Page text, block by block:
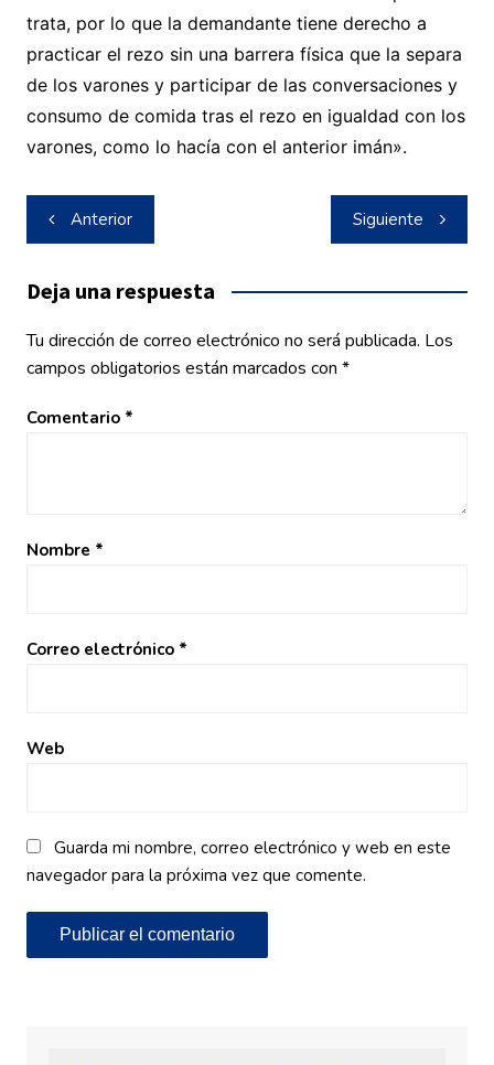
trata, por lo que la demandante tiene derecho a
practicar el rezo sin una barrera física que la separa
de los varones y participar de las conversaciones y
consumo de comida tras el rezo en igualdad con los
varones, como lo hacía con el anterior imán».
Navegación
de
entradas
Anterior Siguiente
Deja una respuesta
Tu dirección de correo electrónico no será publicada. Los
campos obligatorios están marcados con *
Comentario *
Nombre *
Correo electrónico *
Web
Guarda mi nombre, correo electrónico y web en este
navegador para la próxima vez que comente.